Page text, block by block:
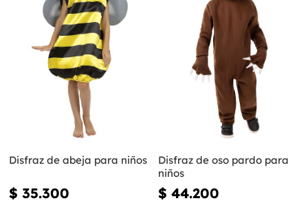
Disfraz de abeja para niños
$ 35.300
Disfraz de oso pardo para
niños
$ 44.200